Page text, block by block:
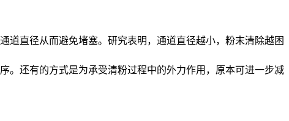
道直径从而避免堵塞。研究表明，通道直径越小，粉末清除越困
。还有的方式是为承受清粉过程中的外力作用，原本可进一步减